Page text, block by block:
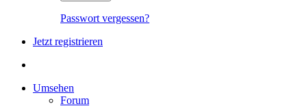
Passwort vergessen?
Jetzt registrieren
Umsehen
Forum